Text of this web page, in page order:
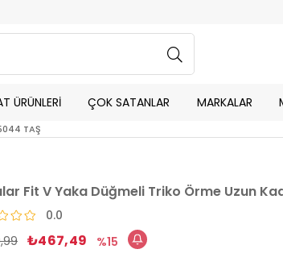
ÜRÜNLERİ ÇOK SATANLAR MARKALAR
TAŞ
Fit V Yaka Düğmeli Triko Örme Uzun
0.0
₺467,49 15